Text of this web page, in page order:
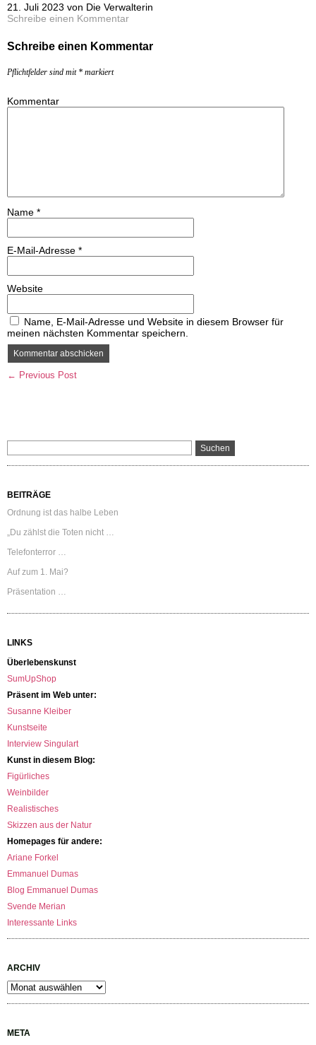
21. Juli 2023 von Die Verwalterin
Schreibe einen Kommentar
Schreibe einen Kommentar
Pflichtfelder sind mit * markiert
Kommentar
Name *
E-Mail-Adresse *
Website
Name, E-Mail-Adresse und Website in diesem Browser für
meinen nächsten Kommentar speichern.
← Previous Post
BEITRÄGE
Ordnung ist das halbe Leben
„Du zählst die Toten nicht …
Telefonterror …
Auf zum 1. Mai?
Präsentation …
LINKS
Überlebenskunst
SumUpShop
Präsent im Web unter:
Susanne Kleiber
Kunstseite
Interview Singulart
Kunst in diesem Blog:
Figürliches
Weinbilder
Realistisches
Skizzen aus der Natur
Homepages für andere:
Ariane Forkel
Emmanuel Dumas
Blog Emmanuel Dumas
Svende Merian
Interessante Links
ARCHIV
Archiv
META